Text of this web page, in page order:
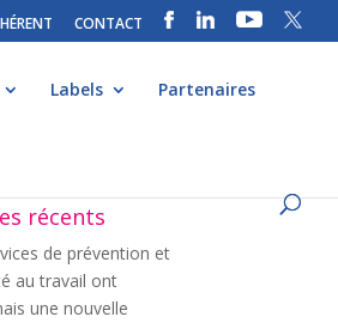
CONTACT
Labels Partenaires
récents
de prévention et
au travail ont
une nouvelle